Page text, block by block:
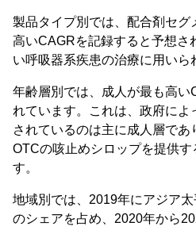
製品タイプ別では、配合剤セグ
高いCAGRを記録すると予想さ
い呼吸器系疾患の治療に用いら
年齢層別では、成人が最も高い
れています。これは、政府に
されているのは主に成人層であ
OTCの咳止めシロップを提供
す。
地域別では、2019年にアジア
のシェアを占め、2020年から